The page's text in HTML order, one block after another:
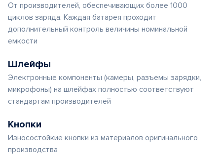
От производителей, обеспечивающих более 1000
циклов заряда. Каждая батарея проходит
дополнительный контроль величины номинальной
емкости
Шлейфы
Электронные компоненты (камеры, разъемы зарядки,
микрофоны) на шлейфах полностью соответствуют
стандартам производителей
Кнопки
Износостойкие кнопки из материалов оригинального
производства